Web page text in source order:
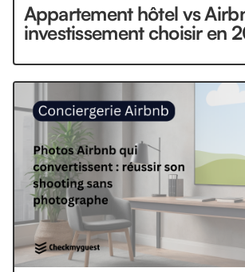
Appartement hôtel vs
investissement choisir en